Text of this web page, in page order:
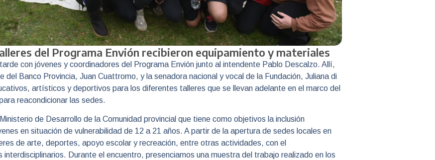
del Programa Envión recibieron equipamiento y materiales
con jóvenes y coordinadores del Programa Envión junto al intendente Pablo Descalzo. Allí,
del Banco Provincia, Juan Cuattromo, y la senadora nacional y vocal de la Fundación, Juliana di
artísticos y deportivos para los diferentes talleres que se llevan adelante en el marco del
reacondicionar las sedes.
de Desarrollo de la Comunidad provincial que tiene como objetivos la inclusión
en situación de vulnerabilidad de 12 a 21 años. A partir de la apertura de sedes locales en
de arte, deportes, apoyo escolar y recreación, entre otras actividades, con el
Durante el encuentro, presenciamos una muestra del trabajo realizado en los